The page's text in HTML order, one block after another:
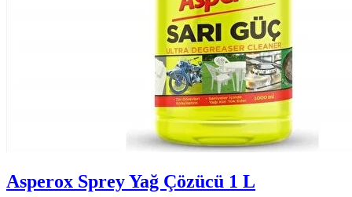
Asperox Sprey Yağ Çözücü 1 L